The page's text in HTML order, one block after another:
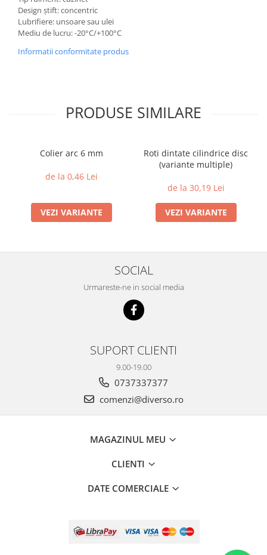
Design ştift: concentric
Lubrifiere: unsoare sau ulei
Mediu de lucru: -20°C/+100°C
Informatii conformitate produs
PRODUSE SIMILARE
Colier arc 6 mm
de la 0,46 Lei
VEZI VARIANTE
Roti dintate cilindrice disc
(variante multiple)
de la 30,19 Lei
VEZI VARIANTE
SOCIAL
Urmareste-ne in social media
SUPORT CLIENTI
9.00-19.00
0737337377
comenzi@diverso.ro
MAGAZINUL MEU
CLIENTI
DATE COMERCIALE